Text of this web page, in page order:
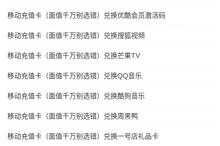
移动充值卡（面值千万别选错）兑换优酷会员激活码
移动充值卡（面值千万别选错）兑换搜狐视频
移动充值卡（面值千万别选错）兑换芒果TV
移动充值卡（面值千万别选错）兑换QQ音乐
移动充值卡（面值千万别选错）兑换酷狗音乐
移动充值卡（面值千万别选错）兑换周黑鸭
移动充值卡（面值千万别选错）兑换一号店礼品卡